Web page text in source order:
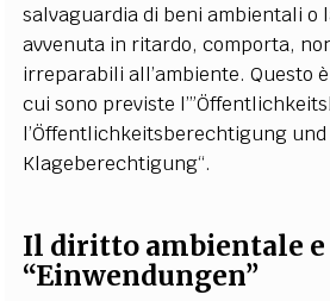
salvaguardia di beni ambientali o
avvenuta in ritardo, comporta,
irreparabili all’ambiente.Questo
cui sono previste
l’Öffentlichkeitsberechtigung
Klageberechtigung“.
Il diritto ambientale e
“Einwendungen”